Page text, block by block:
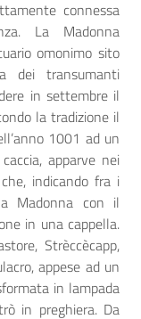
connessa
La Madonna
omonimo sito
dei transumanti
in settembre il
la tradizione il
1001 ad un
apparve nei
indicando fra i
Madonna con il
in una cappella.
Strèccècapp,
appese ad un
in lampada
in preghiera. Da